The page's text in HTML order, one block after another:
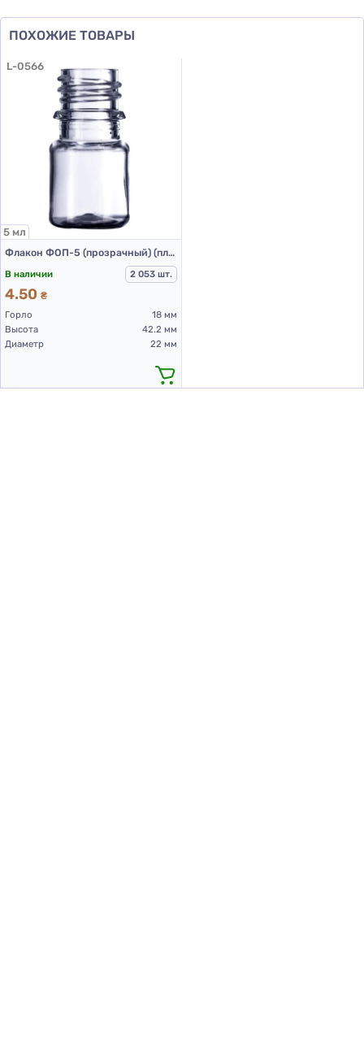
ПОХОЖИЕ ТОВАРЫ
L-0566
5 мл
Флакон ФОП-5 (прозрачный) (пластиковый флакон 5 мл)
В наличии
2 053 шт.
4.50 ₴
Горло
18 мм
Высота
42.2 мм
Диаметр
22 мм